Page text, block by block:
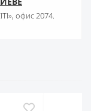
офис 2074.